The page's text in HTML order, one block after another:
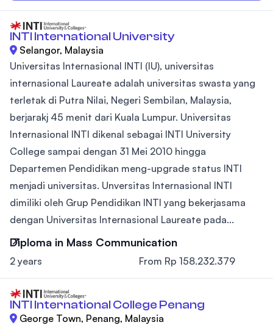
INTI International University
Selangor, Malaysia
Universitas Internasional INTI (IU), universitas
internasional Laureate adalah universitas swasta yang
terletak di Putra Nilai, Negeri Sembilan, Malaysia,
berjarakj 45 menit dari Kuala Lumpur. Universitas
Internasional INTI dikenal sebagai INTI University
College sampai dengan 31 Mei 2010 hingga
Departemen Pendidikan meng-upgrade status INTI
menjadi universitas. Unversitas Internasional INTI
dimiliki oleh Grup Pendidikan INTI yang bekerjasama
dengan Universitas Internasional Laureate pada...
Diploma in Mass Communication
2 years From Rp 158.232.379
INTI International College Penang
George Town, Penang, Malaysia